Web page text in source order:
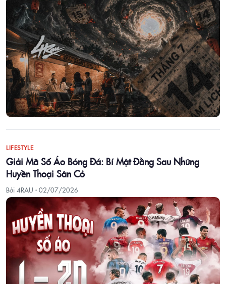
LIFESTYLE
Giải Mã Số Áo Bóng Đá: Bí Mật Đằng Sau Những
Huyền Thoại Sân Cỏ
Bởi 4RAU · 02/07/2026